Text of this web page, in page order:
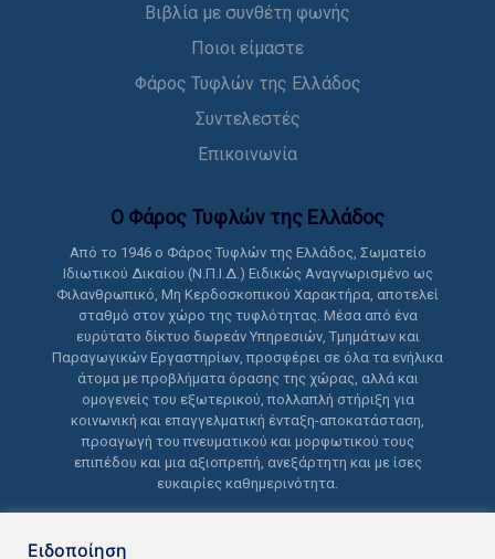
Βιβλία με συνθέτη φωνής
Ποιοι είμαστε
Φάρος Τυφλών της Ελλάδος
Συντελεστές
Επικοινωνία
Ο Φάρος Τυφλών της Ελλάδoς
Από το 1946 ο Φάρος Τυφλών της Ελλάδος, Σωματείο
Ιδιωτικού Δικαίου (Ν.Π.Ι.Δ.) Ειδικώς Αναγνωρισμένο ως
Φιλανθρωπικό, Μη Κερδοσκοπικού Χαρακτήρα, αποτελεί
σταθμό στον χώρο της τυφλότητας. Μέσα από ένα
ευρύτατο δίκτυο δωρεάν Υπηρεσιών, Τμημάτων και
Παραγωγικών Εργαστηρίων, προσφέρει σε όλα τα ενήλικα
άτομα με προβλήματα όρασης της χώρας, αλλά και
ομογενείς του εξωτερικού, πολλαπλή στήριξη για
κοινωνική και επαγγελματική ένταξη-αποκατάσταση,
προαγωγή του πνευματικού και μορφωτικού τους
επιπέδου και μια αξιοπρεπή, ανεξάρτητη και με ίσες
ευκαιρίες καθημερινότητα.
Ειδοποίηση